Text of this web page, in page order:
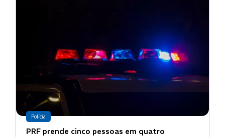
Polícia
PRF prende cinco pessoas em quatro